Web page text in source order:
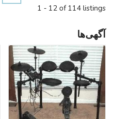
1 - 12 of 114 listings
آگهی‌ها